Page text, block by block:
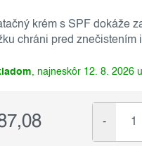
krém s SPF dokáže
chráni pred znečistením
12. 8. 2026